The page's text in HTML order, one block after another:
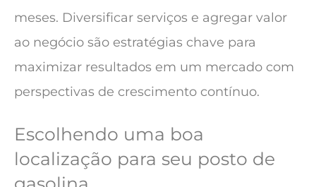
meses. Diversificar serviços e agregar valor
ao negócio são estratégias chave para
maximizar resultados em um mercado com
perspectivas de crescimento contínuo.
Escolhendo uma boa
localização para seu posto de